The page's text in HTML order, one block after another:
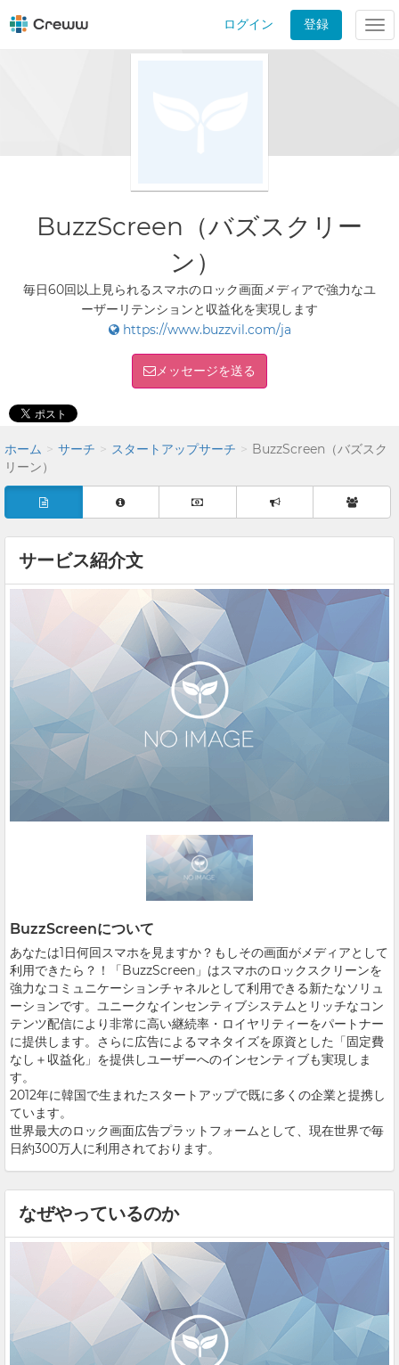
ログイン 登録
BuzzScreen（バズスクリー
ン）
毎日60回以上見られるスマホのロック画面メディアで強力なユ
ーザーリテンションと収益化を実現します
https://www.buzzvil.com/ja
メッセージを送る
ホーム サーチ スタートアップサーチ
BuzzScreen（バズスク
リーン）
サービス紹介文
BuzzScreenについて
あなたは1日何回スマホを見ますか？もしその画面がメディアとして
利用できたら？！「BuzzScreen」はスマホのロックスクリーンを
強力なコミュニケーションチャネルとして利用できる新たなソリュ
ーションです。ユニークなインセンティブシステムとリッチなコン
テンツ配信により非常に高い継続率・ロイヤリティーをパートナー
に提供します。さらに広告によるマネタイズを原資とした「固定費
なし＋収益化」を提供しユーザーへのインセンティブも実現しま
す。
2012年に韓国で生まれたスタートアップで既に多くの企業と提携し
ています。
世界最大のロック画面広告プラットフォームとして、現在世界で毎
日約300万人に利用されております。
なぜやっているのか